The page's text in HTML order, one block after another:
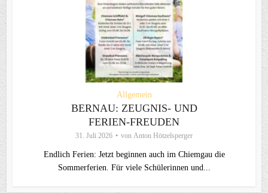
Allgemein
BERNAU: ZEUGNIS- UND
FERIEN-FREUDEN
31. Juli 2026 von Anton Hötzelsperger
Endlich Ferien: Jetzt beginnen auch im Chiemgau die
Sommerferien. Für viele Schülerinnen und...